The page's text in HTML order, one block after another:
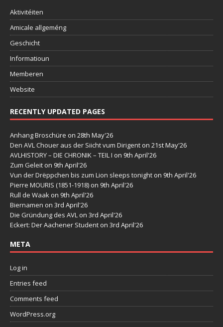
Aktivitéiten
Amicale allgeméng
Geschicht
Informatioun
Memberen
Website
RECENTLY UPDATED PAGES
Anhang Broschüre on 28th May'26
Den AVL Chouer aus der Siicht vum Dirigent on 21st May'26
AVLHISTORY – DIE CHRONIK – TEIL I on 9th April'26
Zum Geleit on 9th April'26
Vun der Drëppchen bis zum Lion sleeps tonight on 9th April'26
Pierre MOURIS (1851-1918) on 9th April'26
Rull de Waak on 9th April'26
Biernamen on 3rd April'26
Die Gründung des AVL on 3rd April'26
Eckert: Der Aachener Student on 3rd April'26
META
Log in
Entries feed
Comments feed
WordPress.org